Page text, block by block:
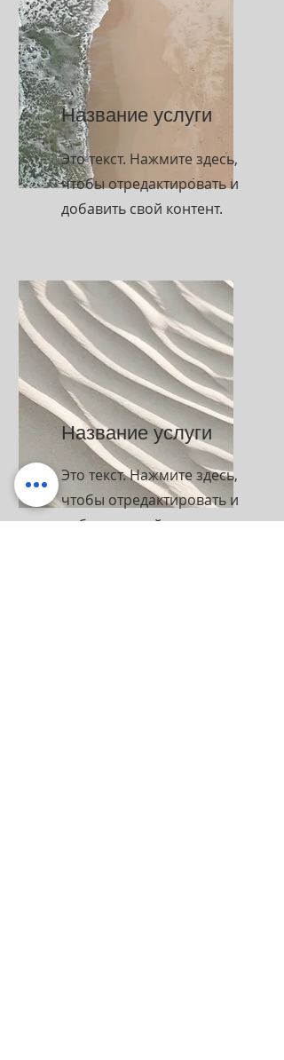
Название услуги
Это текст. Нажмите здесь,
чтобы отредактировать и
добавить свой контент.
Название услуги
Это текст. Нажмите здесь,
чтобы отредактировать и
добавить свой контент.